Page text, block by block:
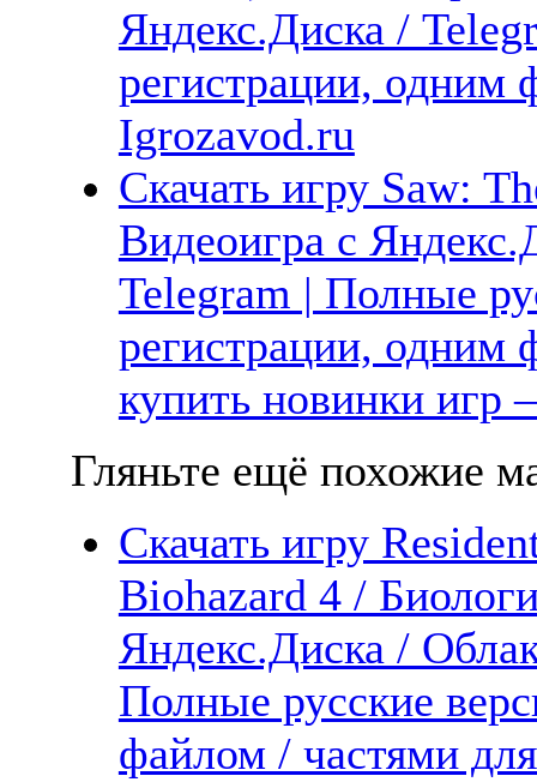
Яндекс.Диска /
регистрации,
Igrozavod.ru
Скачать игру Saw:
Видеоигра с
Telegram | Полные
регистрации, одним
купить новинки
Гляньте ещё похожие
Скачать игру
Biohazard 4 /
Яндекс.Диска /
Полные русские
файлом / частями